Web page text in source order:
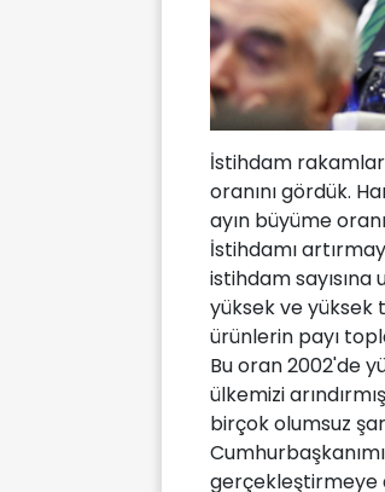
İstihdam
oranını gördük.
ayın büyüme
İstihdamı
istihdam sayısına
yüksek ve
ürünlerin payı
Bu oran 2002'de
ülkemizi
birçok olumsuz
gerçekleştirmeye